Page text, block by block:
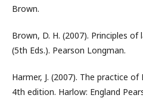
Brown.
Brown, D. H. (2007). Principles
(5th Eds.). Pearson Longman.
Harmer, J. (2007). The practice
4th edition. Harlow: England